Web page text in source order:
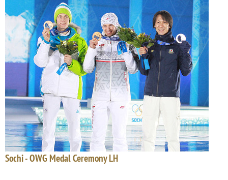
Sochi - OWG Medal Ceremony LH